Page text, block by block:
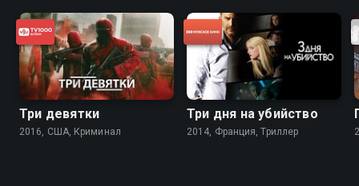
Три девятки
2016, США, Криминал
Три дня на убийство
2014, Франция, Триллер